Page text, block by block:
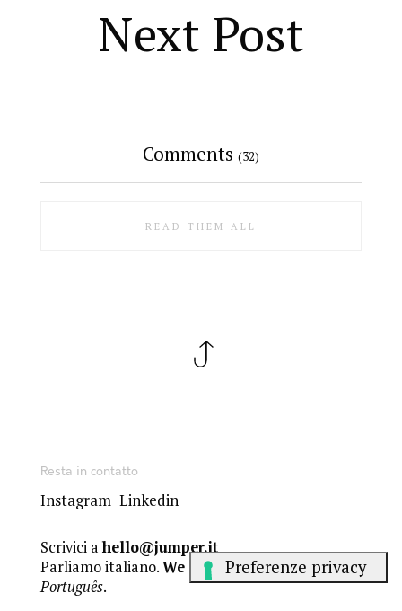
Next Post
Comments (32)
READ THEM ALL
Resta in contatto
Instagram Linkedin
Scrivici ahello@jumper.it
Parliamo italiano.We speak English.Falamos
Português.